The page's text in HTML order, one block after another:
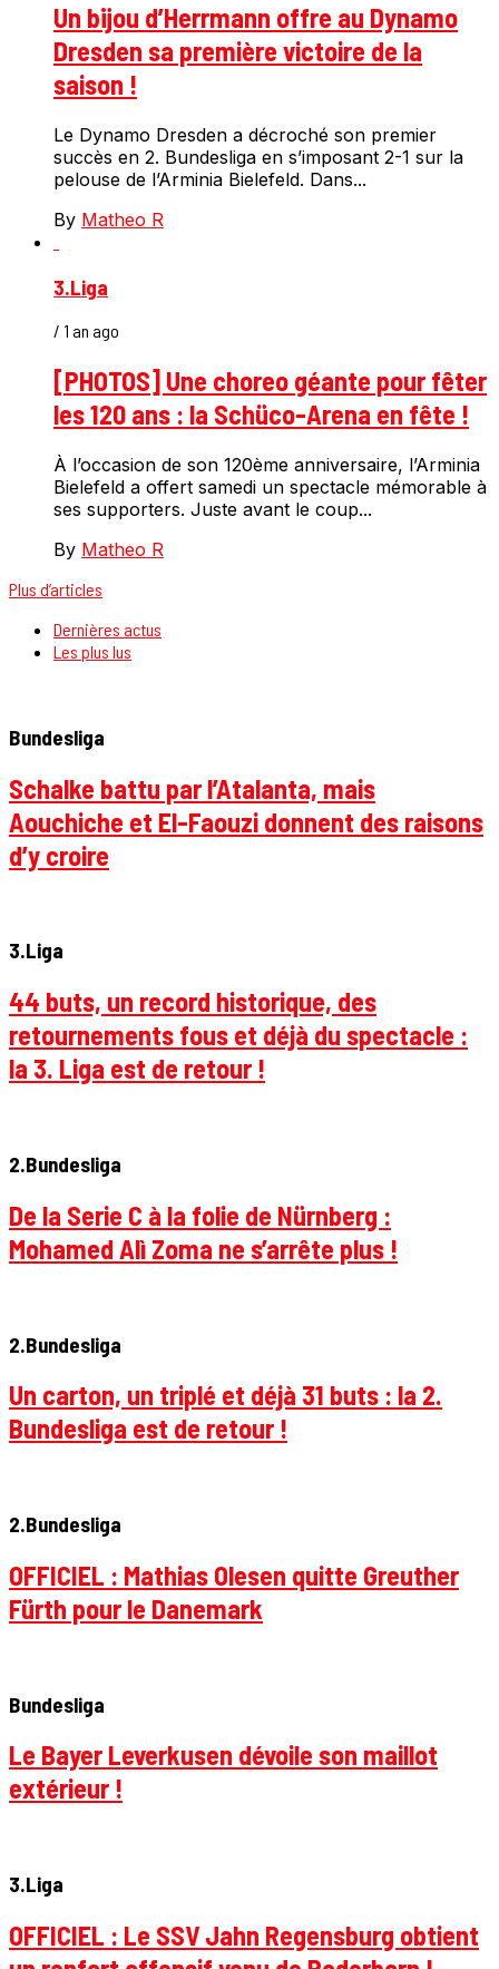
Un bijou d’Herrmann offre au Dynamo
Dresden sa première victoire de la
saison !
Le Dynamo Dresden a décroché son premier
succès en 2. Bundesliga en s’imposant 2-1 sur la
pelouse de l’Arminia Bielefeld. Dans...
By Matheo R
3.Liga
/ 1 an ago
[PHOTOS] Une choreo géante pour fêter
les 120 ans : la Schüco-Arena en fête !
À l’occasion de son 120ème anniversaire, l’Arminia
Bielefeld a offert samedi un spectacle mémorable à
ses supporters. Juste avant le coup...
By Matheo R
Plus d’articles
Dernières actus
Les plus lus
Bundesliga
Schalke battu par l’Atalanta, mais
Aouchiche et El-Faouzi donnent des raisons
d’y croire
3.Liga
44 buts, un record historique, des
retournements fous et déjà du spectacle :
la 3. Liga est de retour !
2.Bundesliga
De la Serie C à la folie de Nürnberg :
Mohamed Alì Zoma ne s’arrête plus !
2.Bundesliga
Un carton, un triplé et déjà 31 buts : la 2.
Bundesliga est de retour !
2.Bundesliga
OFFICIEL : Mathias Olesen quitte Greuther
Fürth pour le Danemark
Bundesliga
Le Bayer Leverkusen dévoile son maillot
extérieur !
3.Liga
OFFICIEL : Le SSV Jahn Regensburg obtient